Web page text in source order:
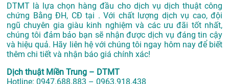
DTMT là lựa chọn hàng đầu cho dịch vụ dịch thuật công
chứng Bằng ĐH, CĐ tại . Với chất lượng dịch vụ cao, đội
ngũ chuyên gia giàu kinh nghiệm và các ưu đãi tốt nhất,
chúng tôi đảm bảo bạn sẽ nhận được dịch vụ đáng tin cậy
và hiệu quả. Hãy liên hệ với chúng tôi ngay hôm nay để biết
thêm chi tiết và nhận báo giá chính xác!
Dịch thuật Miền Trung – DTMT
Hotline: 0947.688.883 – 0963.918.438